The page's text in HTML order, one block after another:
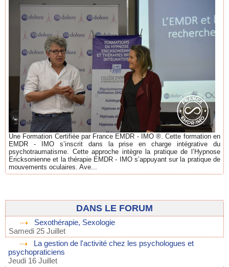
Une Formation Certifiée par France EMDR - IMO ®. Cette formation en
EMDR - IMO s’inscrit dans la prise en charge intégrative du
psychotraumatisme. Cette approche intègre la pratique de l’Hypnose
Ericksonienne et la thérapie EMDR - IMO s’appuyant sur la pratique de
mouvements oculaires. Ave...
DANS LE FORUM
Sexothérapie, Sexologie
Samedi 25 Juillet
La gestion de l'activité chez les psychologues et
psychopraticiens
Jeudi 16 Juillet